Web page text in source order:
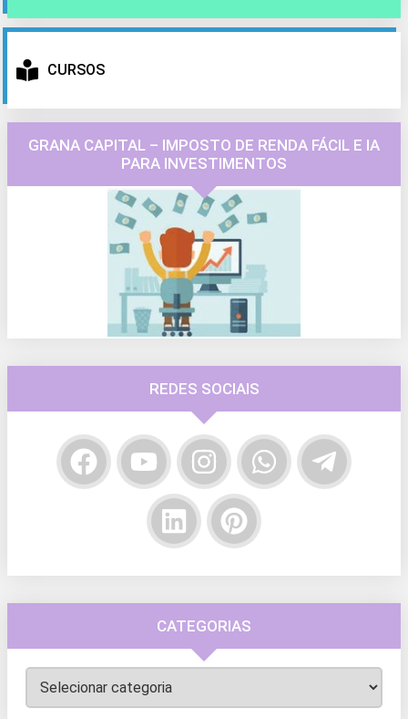
CURSOS
GRANA CAPITAL – IMPOSTO DE RENDA FÁCIL E IA
PARA INVESTIMENTOS
REDES SOCIAIS
CATEGORIAS
Categorias